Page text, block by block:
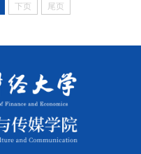
下页 尾页